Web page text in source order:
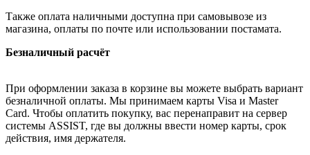
Также оплата наличными доступна при самовывозе из
магазина, оплаты по почте или использовании постамата.
Безналичный расчёт
При оформлении заказа в корзине вы можете выбрать вариант
безналичной оплаты. Мы принимаем карты Visa и Master
Card. Чтобы оплатить покупку, вас перенаправит на сервер
системы ASSIST, где вы должны ввести номер карты, срок
действия, имя держателя.